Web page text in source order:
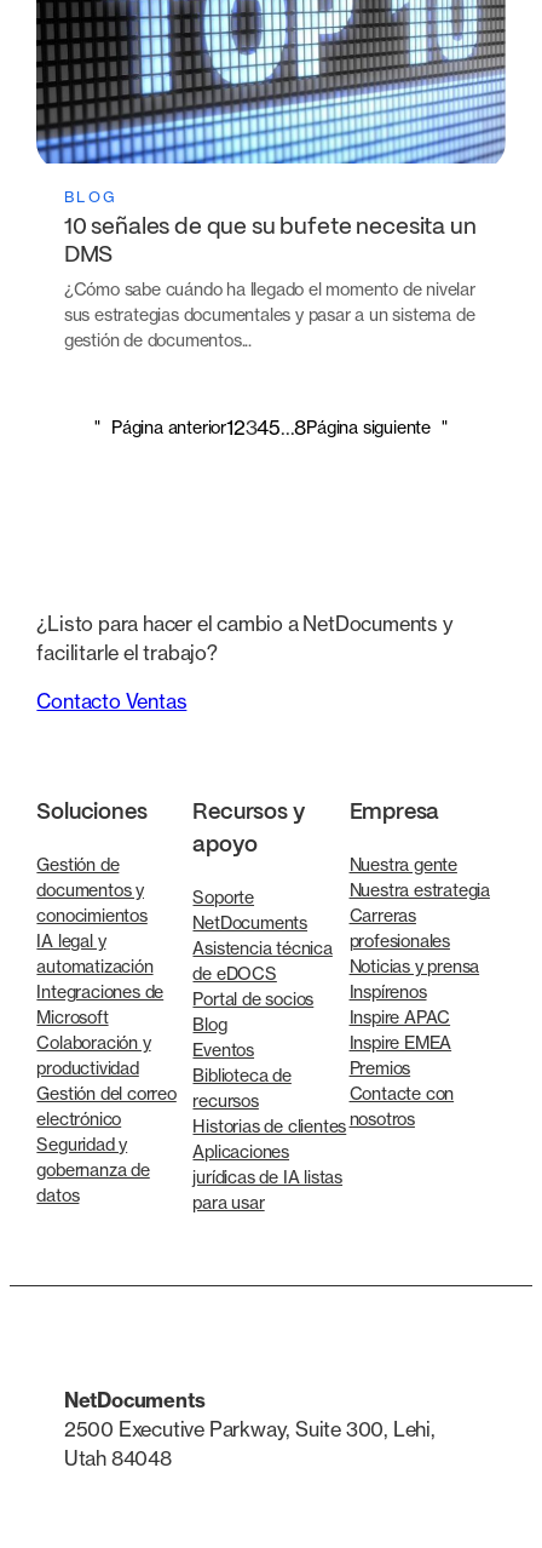
BLOG
10 señales de que su bufete necesita un
DMS
¿Cómo sabe cuándo ha llegado el momento de nivelar
sus estrategias documentales y pasar a un sistema de
gestión de documentos...
" Página anterior12345...8Página siguiente "
¿Listo para hacer el cambio a NetDocuments y
facilitarle el trabajo?
Contacto Ventas
Soluciones
Gestión de
documentos y
conocimientos
IA legal y
automatización
Integraciones de
Microsoft
Colaboración y
productividad
Gestión del correo
electrónico
Seguridad y
gobernanza de
datos
Recursos y
apoyo
Soporte
NetDocuments
Asistencia técnica
de eDOCS
Portal de socios
Blog
Eventos
Biblioteca de
recursos
Historias de clientes
Aplicaciones
jurídicas de IA listas
para usar
Empresa
Nuestra gente
Nuestra estrategia
Carreras
profesionales
Noticias y prensa
Inspírenos
Inspire APAC
Inspire EMEA
Premios
Contacte con
nosotros
NetDocuments
2500 Executive Parkway, Suite 300, Lehi,
Utah 84048